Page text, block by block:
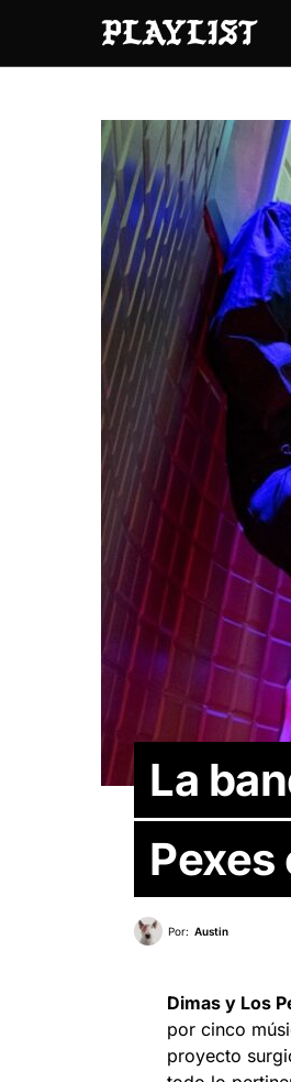
La
Pexes
Por: Austin
Dimas y Los
por cinco
proyecto